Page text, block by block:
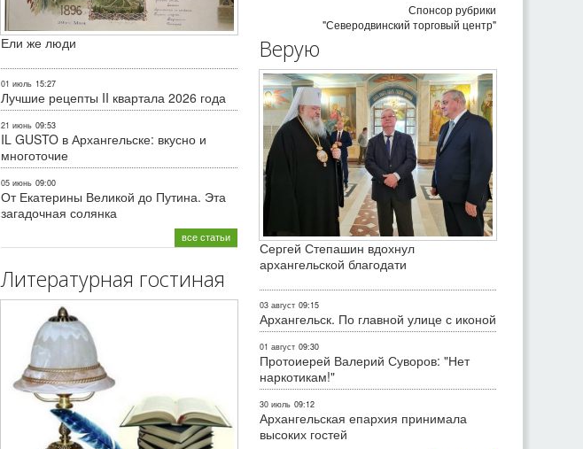
Ели же люди
01 июль 15:27
Лучшие рецепты II квартала 2026 года
21 июнь 09:53
IL GUSTO в Архангельске: вкусно и
многоточие
05 июнь 09:00
От Екатерины Великой до Путина. Эта
загадочная солянка
все статьи
Литературная гостиная
Спонсор рубрики
"Северодвинский торговый центр"
Верую
Сергей Степашин вдохнул
архангельской благодати
03 август 09:15
Архангельск. По главной улице с иконой
01 август 09:30
Протоиерей Валерий Суворов: "Нет
наркотикам!"
30 июль 09:12
Архангельская епархия принимала
высоких гостей